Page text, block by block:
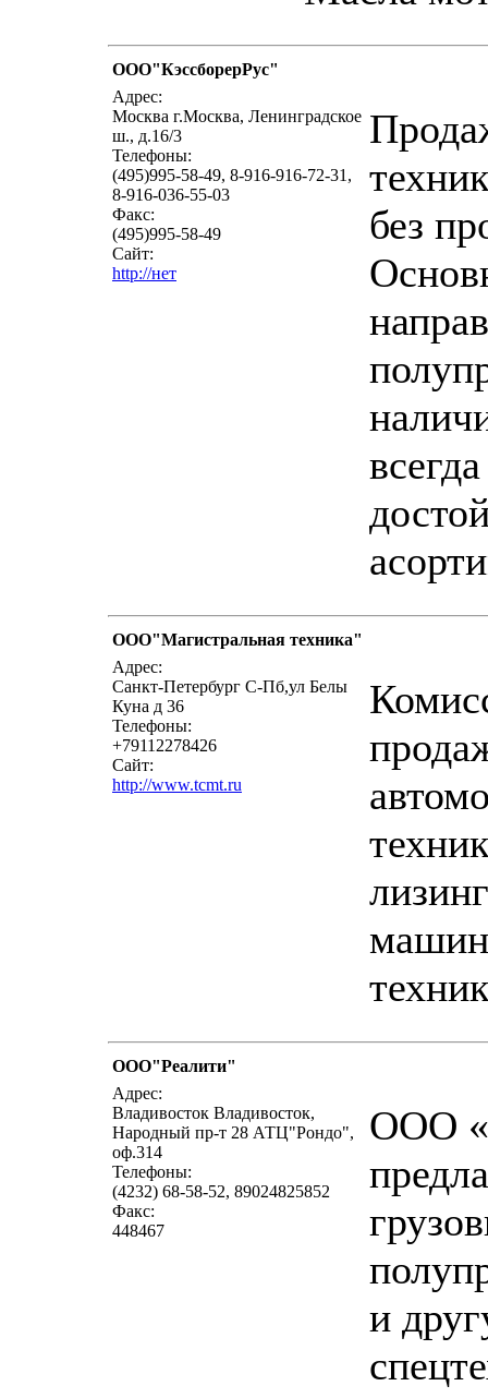
ООО"КэссборерРус"
Адрес:
Москва г.Москва, Ленинградское
ш., д.16/3
Телефоны:
(495)995-58-49, 8-916-916-72-31,
8-916-036-55-03
Факс:
(495)995-58-49
Сайт:
http://нет
без
ООО"Магистральная техника"
Адрес:
Санкт-Петербург С-Пб,ул Белы
Куна д 36
Телефоны:
+79112278426
Сайт:
http://www.tcmt.ru
ООО"Реалити"
Адрес:
Владивосток Владивосток,
Народный пр-т 28 АТЦ"Рондо",
оф.314
Телефоны:
(4232) 68-58-52, 89024825852
Факс:
448467
ООО
и